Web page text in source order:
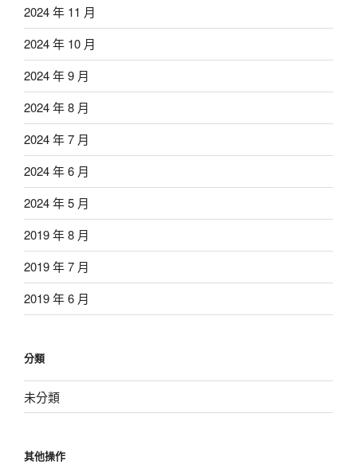
2024 年 11 月
2024 年 10 月
2024 年 9 月
2024 年 8 月
2024 年 7 月
2024 年 6 月
2024 年 5 月
2019 年 8 月
2019 年 7 月
2019 年 6 月
分類
未分類
其他操作